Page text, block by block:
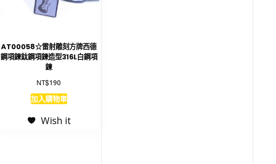
AT00058☆雷射雕刻方牌西德
鋼項鍊鈦鋼項鍊造型316L白鋼項
鍊
NT$190
加入購物車
Wish it